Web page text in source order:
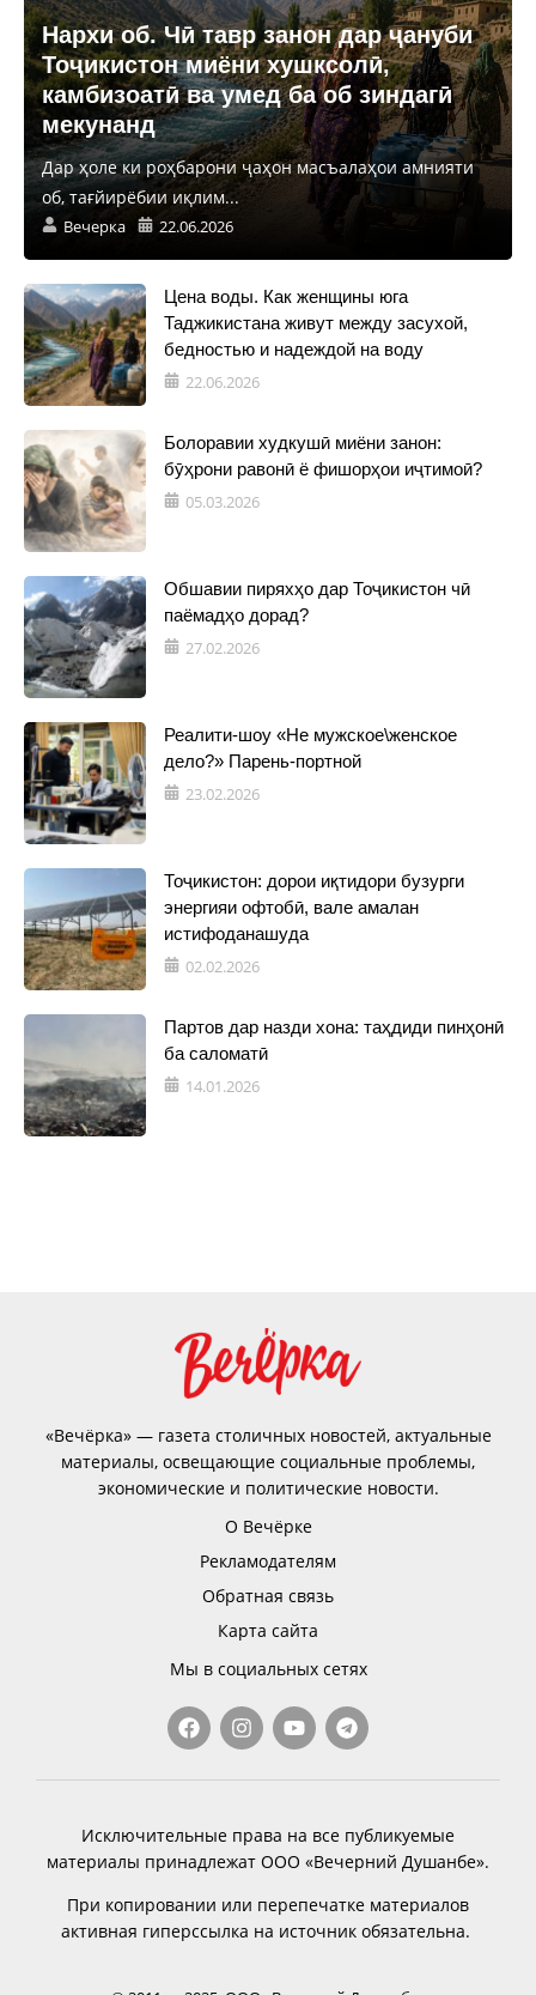
Нархи об. Чӣ тавр занон дар ҷануби
Тоҷикистон миёни хушксолӣ,
камбизоатӣ ва умед ба об зиндагӣ
мекунанд
Дар ҳоле ки роҳбарони ҷаҳон масъалаҳои амнияти
об, тағйирёбии иқлим...
Вечерка 22.06.2026
Цена воды. Как женщины юга
Таджикистана живут между засухой,
бедностью и надеждой на воду
22.06.2026
Болоравии худкушӣ миёни занон:
бӯҳрони равонӣ ё фишорҳои иҷтимоӣ?
05.03.2026
Обшавии пиряхҳо дар Тоҷикистон чӣ
паёмадҳо дорад?
27.02.2026
Реалити-шоу «Не мужское\женское
дело?» Парень-портной
23.02.2026
Тоҷикистон: дорои иқтидори бузурги
энергияи офтобӣ, вале амалан
истифоданашуда
02.02.2026
Партов дар назди хона: таҳдиди пинҳонӣ
ба саломатӣ
14.01.2026
«Вечёрка» — газета столичных новостей, актуальные
материалы, освещающие социальные проблемы,
экономические и политические новости.
О Вечёрке
Рекламодателям
Обратная связь
Карта сайта
Мы в социальных сетях
Исключительные права на все публикуемые
материалы принадлежат ООО «Вечерний Душанбе».
При копировании или перепечатке материалов
активная гиперссылка на источник обязательна.